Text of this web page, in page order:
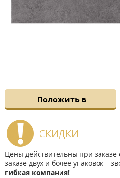
Положить в
СКИДКИ
Цены действительны при заказе
заказе двух и более упаковок –
гибкая компания!